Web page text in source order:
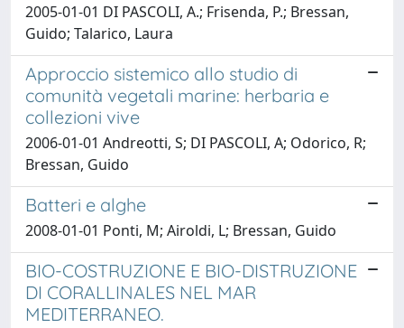
2005-01-01 DI PASCOLI, A.; Frisenda, P.; Bressan,
Guido; Talarico, Laura
Approccio sistemico allo studio di
comunità vegetali marine: herbaria e
collezioni vive
2006-01-01 Andreotti, S; DI PASCOLI, A; Odorico, R;
Bressan, Guido
Batteri e alghe
2008-01-01 Ponti, M; Airoldi, L; Bressan, Guido
BIO-COSTRUZIONE E BIO-DISTRUZIONE
DI CORALLINALES NEL MAR
MEDITERRANEO.